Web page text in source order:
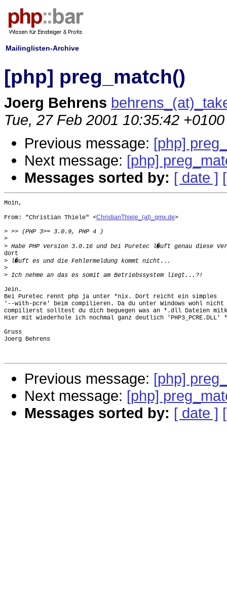
Mailinglisten-Archive
[php] preg_match()
Joerg Behrens
Tue, 27 Feb 2001 10:35:42 +0100
Previous message: [php]
Next message: [php]
Messages sorted by: [ date ]
Moin,
From: "Christian Thiele" <ChristianThiele_(at)_gmx.de>
>
>
>
dort
>
>
>
Jein.
Bei Puretec rennt php ja unter *nix. Dort reicht ein simples
'--with-pcre' beim compilieren. Da du unter Windows wohl nicht
compilierst solltest du dich beguegen was an *.dll Dateien
Hier mit wiederhole ich nochmal ganz deutlich 'PHP3_PCRE.DLL'
Gruss
Joerg Behrens
Previous message: [php]
Next message: [php]
Messages sorted by: [ date ]